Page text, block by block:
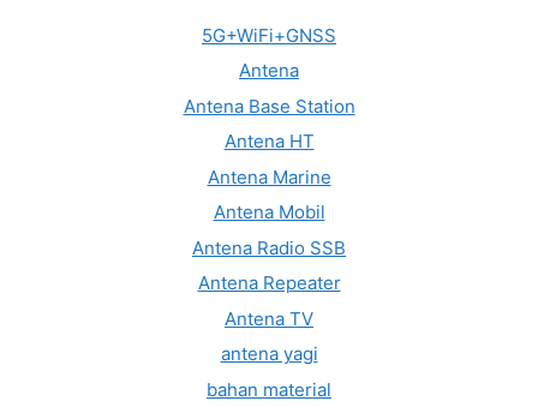
5G+WiFi+GNSS
Antena
Antena Base Station
Antena HT
Antena Marine
Antena Mobil
Antena Radio SSB
Antena Repeater
Antena TV
antena yagi
bahan material